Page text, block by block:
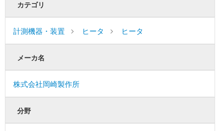
カテゴリ
計測機器・装置 ヒータ ヒータ
メーカ名
株式会社岡崎製作所
分野